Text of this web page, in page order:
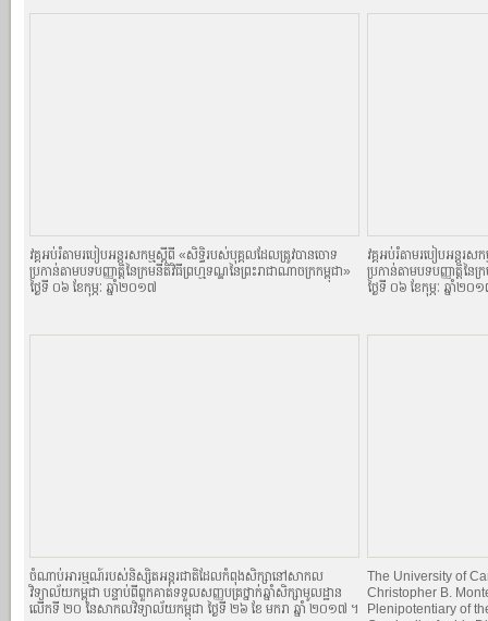
វគ្គអប់រំតាមរបៀបអន្តរសកម្មស្តីពី «សិទិ្ធរបស់បុគ្គលដែលត្រូវបានចោទ
ប្រកាន់តាមបទបញ្ញាតិ្តនៃក្រមនីតិវិធីព្រហ្មទណ្ឌនៃព្រះរាជាណាចក្រកម្ពុជា»
ថ្ងៃទី ០៦ ខែកុម្ភៈ ឆ្នាំ២០១៧
វគ្គអប់រំតាមរបៀបអន្តរ
ប្រកាន់តាមបទបញ្ញាតិ្តនៃ
ថ្ងៃទី ០៦ ខែកុម្ភៈ ឆ្នាំ២០
ចំណាប់អារម្មណ៍របស់និស្សិតអន្តរជាតិដែលកំពុងសិក្សានៅសាកល
វិទ្យាល័យកម្ពុជា បន្ទាប់ពីពួកគាត់ទទួលសញ្ញបត្រថ្នាក់ឆ្នាំសិក្សាមូលដ្ឋាន
លើកទី ២០ នៃសាកលវិទ្យាល័យកម្ពុជា ថ្ងៃទី ២៦ ខែ មករា ឆ្នាំ ២០១៧ ។
The University of
Christopher B.
Plenipotentiary of